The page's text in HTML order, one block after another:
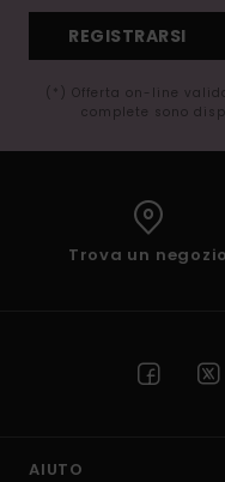
REGISTRARSI
(*) Offerta on-line
complete sono
Trova un negozio
AIUTO